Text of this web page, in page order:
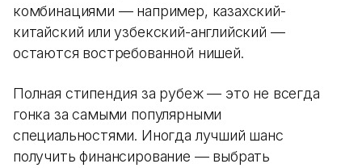
комбинациями — например, казахский-
китайский или узбекский-английский —
остаются востребованной нишей.
Полная стипендия за рубеж — это не всегда
гонка за самыми популярными
специальностями. Иногда лучший шанс
получить финансирование — выбрать